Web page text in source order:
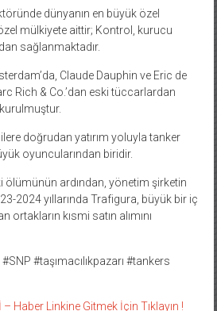
dünyanın en büyük özel
mülkiyete aittir; Kontrol, kurucu
sağlanmaktadır.
Claude Dauphin ve Eric de
Rich & Co.’dan eski tüccarlardan
doğrudan yatırım yoluyla tanker
oyuncularından biridir.
ölümünün ardından, yönetim şirketin
2024 yıllarında Trafigura, büyük bir iç
ortakların kısmi satın alımını
#taşımacılıkpazarı #tankers
Haber Linkine Gitmek İçin Tıklayın !